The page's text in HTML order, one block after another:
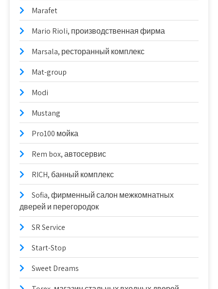
Marafet
Mario Rioli, производственная фирма
Marsala, ресторанный комплекс
Mat-group
Modi
Mustang
Pro100 мойка
Rem box, автосервис
RICH, банный комплекс
Sofia, фирменный салон межкомнатных
дверей и перегородок
SR Service
Start-Stop
Sweet Dreams